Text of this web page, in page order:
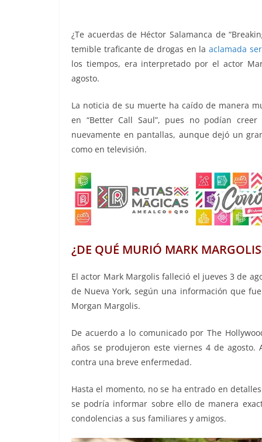
o
k
p er
¿Te acuerdas de Héctor Salamanca de
temible traficante de drogas en la aclamada
los tiempos, era interpretado por el actor
agosto.
La noticia de su muerte ha caído de manera
en “Better Call Saul”, pues no podían
nuevamente en pantallas, aunque dejó un
como en televisión.
¿DE QUÉ MURIÓ MARK
El actor Mark Margolis falleció el jueves 3 de
de Nueva York, según una información que
Morgan Margolis.
De acuerdo a lo comunicado por The
años se produjeron este viernes 4 de
contra una breve enfermedad.
Hasta el momento, no se ha entrado en
se podría informar sobre ello de manera
condolencias a sus familiares y amigos.